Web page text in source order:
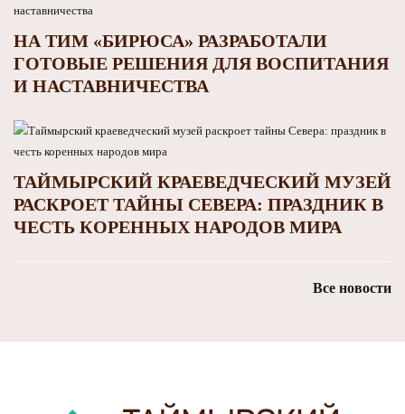
НА ТИМ «БИРЮСА» РАЗРАБОТАЛИ
ГОТОВЫЕ РЕШЕНИЯ ДЛЯ ВОСПИТАНИЯ
И НАСТАВНИЧЕСТВА
ТАЙМЫРСКИЙ КРАЕВЕДЧЕСКИЙ МУЗЕЙ
РАСКРОЕТ ТАЙНЫ СЕВЕРА: ПРАЗДНИК В
ЧЕСТЬ КОРЕННЫХ НАРОДОВ МИРА
Все новости